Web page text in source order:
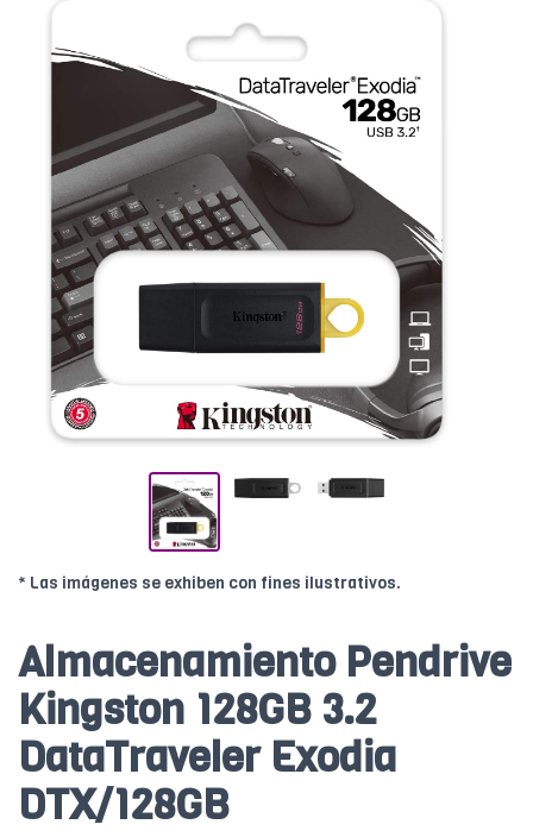
* Las imágenes se exhiben con fines ilustrativos.
Almacenamiento Pendrive
Kingston 128GB 3.2
DataTraveler Exodia
DTX/128GB